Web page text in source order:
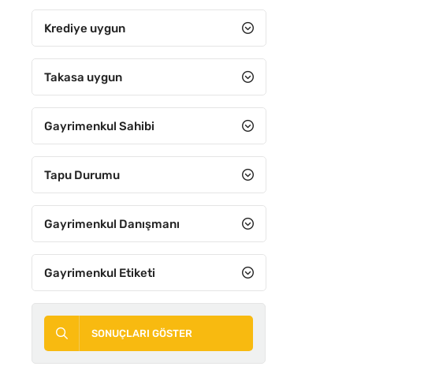
Krediye uygun
Takasa uygun
Gayrimenkul Sahibi
Tapu Durumu
Gayrimenkul Danışmanı
Gayrimenkul Etiketi
SONUÇLARI GÖSTER